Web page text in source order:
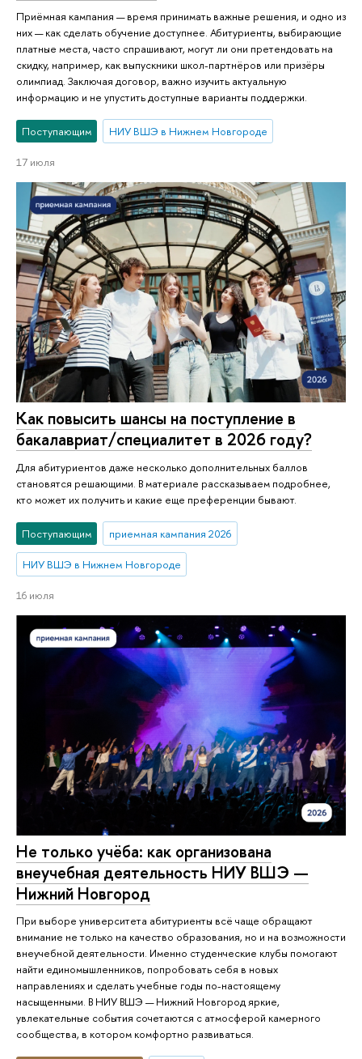
Приёмная кампания — время принимать важные решения, и одно из
них — как сделать обучение доступнее. Абитуриенты, выбирающие
платные места, часто спрашивают, могут ли они претендовать на
скидку, например, как выпускники школ-партнёров или призёры
олимпиад. Заключая договор, важно изучить актуальную
информацию и не упустить доступные варианты поддержки.
Поступающим НИУ ВШЭ в Нижнем Новгороде
17 июля
Как повысить шансы на поступление в
бакалавриат/специалитет в 2026 году?
Для абитуриентов даже несколько дополнительных баллов
становятся решающими. В материале рассказываем подробнее,
кто может их получить и какие еще преференции бывают.
Поступающим приемная кампания 2026
НИУ ВШЭ в Нижнем Новгороде
16 июля
Не только учёба: как организована
внеучебная деятельность НИУ ВШЭ —
Нижний Новгород
При выборе университета абитуриенты всё чаще обращают
внимание не только на качество образования, но и на возможности
внеучебной деятельности. Именно студенческие клубы помогают
найти единомышленников, попробовать себя в новых
направлениях и сделать учебные годы по-настоящему
насыщенными. В НИУ ВШЭ — Нижний Новгород яркие,
увлекательные события сочетаются с атмосферой камерного
сообщества, в котором комфортно развиваться.